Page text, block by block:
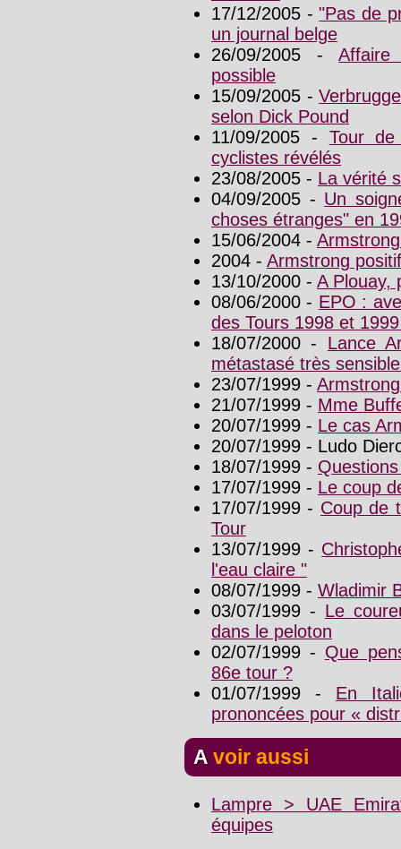
17/12/2005 -"Pas de
un journal belge
26/09/2005 -
possible
15/09/2005 -
selon Dick Pound
11/09/2005 - Tour
cyclistes révélés
23/08/2005 - La vérité
04/09/2005 - Un
choses étranges" en
15/06/2004 -
2004 - Armstrong
13/10/2000 - A Plouay,
08/06/2000 - EPO :
des Tours 1998 et
18/07/2000 - Lance
métastasé très
23/07/1999 -
21/07/1999 - Mme
20/07/1999 - Le cas
20/07/1999 - Ludo
18/07/1999 -
17/07/1999 - Le coup
17/07/1999 - Coup de
Tour
13/07/1999 -
l'eau claire "
08/07/1999 - Wladimir
03/07/1999 - Le
dans le peloton
02/07/1999 - Que
86e tour ?
01/07/1999 - En
prononcées pour «
A voir aussi
Lampre > UAE
équipes